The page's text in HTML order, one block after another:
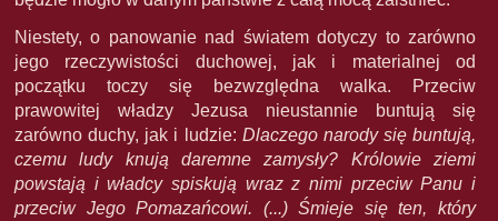
Niestety, o panowanie nad światem dotyczy to zarówno
jego rzeczywistości duchowej, jak i materialnej od
początku toczy się bezwzględna walka. Przeciw
prawowitej władzy Jezusa nieustannie buntują się
zarówno duchy, jak i ludzie: Dlaczego narody się buntują,
czemu ludy knują daremne zamysły? Królowie ziemi
powstają i władcy spiskują wraz z nimi przeciw Panu i
przeciw Jego Pomazańcowi. (...) Śmieje się ten, który